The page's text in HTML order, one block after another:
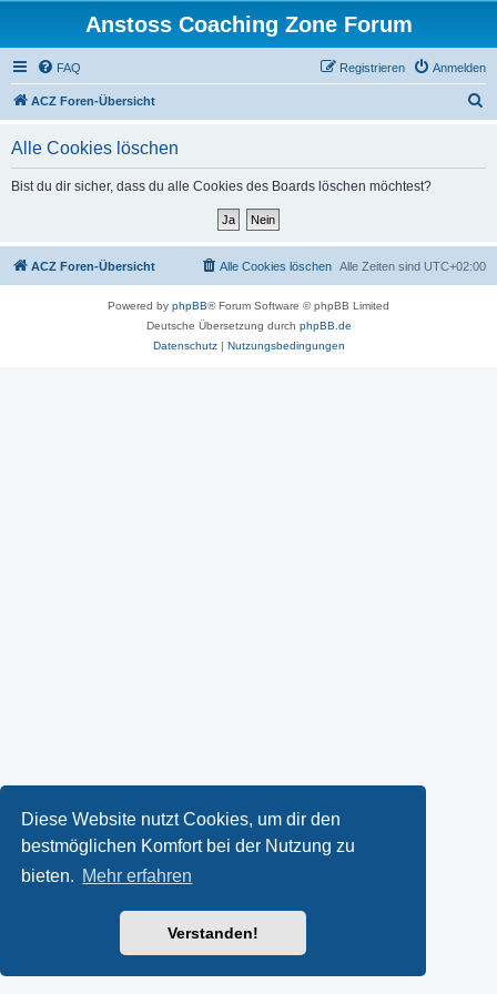
Diese Website nutzt Cookies, um dir den
bestmöglichen Komfort bei der Nutzung zu
bieten. Mehr erfahren
Verstanden!
Anstoss Coaching Zone Forum
FAQ Anmelden
Registrieren
ACZ Foren-Übersicht
Alle Cookies löschen
Bist du dir sicher, dass du alle Cookies des Boards löschen möchtest?
ACZ Foren-Übersicht Alle Zeiten sind UTC+02:00
Alle Cookies löschen
Powered by phpBB® Forum Software © phpBB Limited
Deutsche Übersetzung durch phpBB.de
Datenschutz| Nutzungsbedingungen